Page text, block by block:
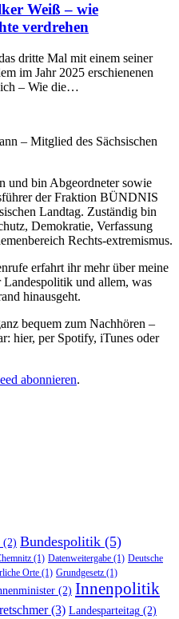
Weiß – wie
verdrehen
dritte Mal mit einem seiner
im Jahr 2025 erschienenen
– Wie die…
und bin Abgeordneter sowie
der Fraktion BÜNDNIS
Landtag. Zuständig bin
Demokratie, Verfassung
Rechts-extremismus.
erfahrt ihr mehr über meine
und allem, was
hinausgeht.
bequem zum Nachhören –
hier, per Spotify, iTunes oder
abonnieren.
(2) Bundespolitik (5)
(1) Datenweitergabe (1) Deutsche
Orte (1) Grundgesetz (1)
(2) Innenpolitik
(3) Landesparteitag (2)